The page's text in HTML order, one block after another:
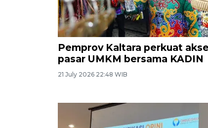
Pemprov Kaltara perkuat
pasar UMKM bersama KADIN
21 July 2026 22:48 WIB